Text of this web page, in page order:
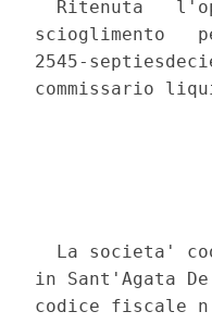
Ritenuta
scioglimento
2545-
commissario
La societa'
in Sant'Agata
codice fiscale